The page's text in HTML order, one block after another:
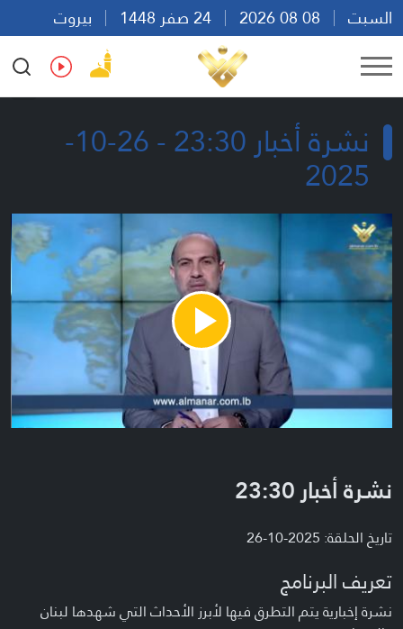
السبت
بيروت
08:23
Ar En Fr Es
نشرة أخبار 23:30 - 26-10-
2025
Play
Video
نشرة أخبار 23:30
تاريخ الحلقة: 2025-10-26
تعريف البرنامج
نشرة إخبارية يتم التطرق فيها لأبرز الأحداث التي شهدها لبنان